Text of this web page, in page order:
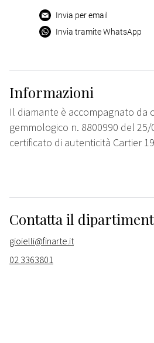
Invia per email
Invia tramite WhatsApp
Informazioni
Il diamante è accompagnato da
gemmologico n. 8800990 del 25/
certificato di autenticità Cartier
Contatta il
gioielli@finarte.it
02 3363801